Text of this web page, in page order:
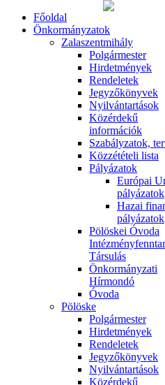
Főoldal
Önkormányzatok
Zalaszentmihály
Polgármester
Hirdetmények
Rendeletek
Jegyzőkönyvek
Nyilvántartások
Közérdekű
információk
Szabályzatok,
Közzétételi lista
Pályázatok
Európai
pályázatok
Hazai
pályázatok
Pölöskei Óvoda
Társulás
Önkormányzati
Hírmondó
Óvoda
Pölöske
Polgármester
Hirdetmények
Rendeletek
Jegyzőkönyvek
Nyilvántartások
Közérdekű